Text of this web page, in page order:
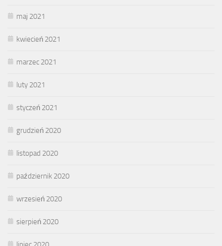
maj 2021
kwiecień 2021
marzec 2021
luty 2021
styczeń 2021
grudzień 2020
listopad 2020
październik 2020
wrzesień 2020
sierpień 2020